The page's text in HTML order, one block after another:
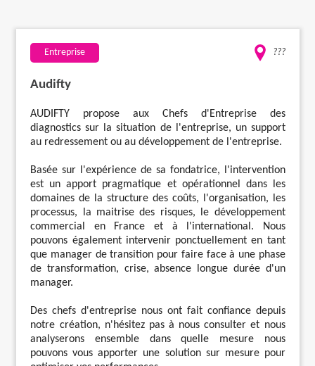
Travaux
Santé
Entreprise ???
Audifty
AUDIFTY propose aux Chefs d'Entreprise des
diagnostics sur la situation de l'entreprise, un support
au redressement ou au développement de l'entreprise.
Basée sur l'expérience de sa fondatrice, l'intervention
est un apport pragmatique et opérationnel dans les
domaines de la structure des coûts, l'organisation, les
processus, la maitrise des risques, le développement
commercial en France et à l'international. Nous
pouvons également intervenir ponctuellement en tant
que manager de transition pour faire face à une phase
de transformation, crise, absence longue durée d'un
manager.
Des chefs d'entreprise nous ont fait confiance depuis
notre création, n'hésitez pas à nous consulter et nous
analyserons ensemble dans quelle mesure nous
pouvons vous apporter une solution sur mesure pour